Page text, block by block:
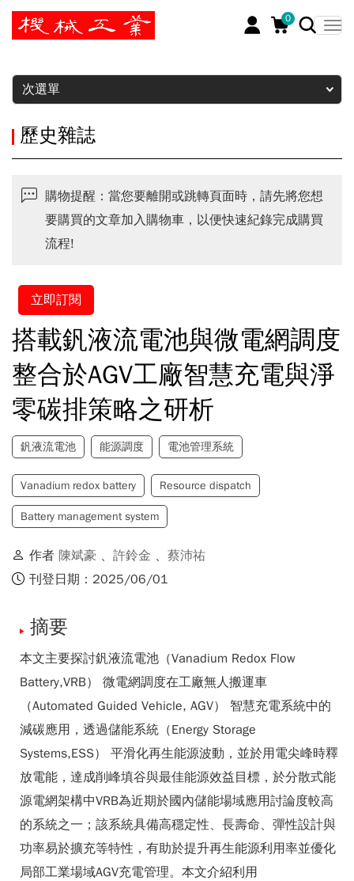
0
暫停
次選單
歷史雜誌
購物提醒：當您要離開或跳轉頁面時，請先將您想
要購買的文章加入購物車，以便快速紀錄完成購買
流程!
立即訂閱
搭載釩液流電池與微電網調度
整合於AGV工廠智慧充電與淨
零碳排策略之研析
釩液流電池 能源調度 電池管理系統
Vanadium redox battery Resource dispatch
Battery management system
作者 陳斌豪 、 許鈴金 、 蔡沛祐
刊登日期：2025/06/01
摘要
本文主要探討釩液流電池（Vanadium Redox Flow
Battery,VRB） 微電網調度在工廠無人搬運車
（Automated Guided Vehicle, AGV） 智慧充電系統中的
減碳應用，透過儲能系統（Energy Storage
Systems,ESS） 平滑化再生能源波動，並於用電尖峰時釋
放電能，達成削峰填谷與最佳能源效益目標，於分散式能
源電網架構中VRB為近期於國內儲能場域應用討論度較高
的系統之一；該系統具備高穩定性、長壽命、彈性設計與
功率易於擴充等特性，有助於提升再生能源利用率並優化
局部工業場域AGV充電管理。本文介紹利用